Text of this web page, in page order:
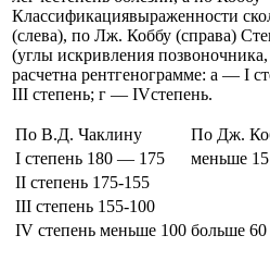
Классификациявыраженности
(слева), по Лж. Коббу (справа)
(углы искривления
расчетна рентгенограмме: а — I
III степень; г — IVстепень.
По В.Д. Чаклину
По Дж.
I степень 180 — 175
меньше 15
II степень 175-155
III степень 155-100
IV степень меньше 100 больше 60